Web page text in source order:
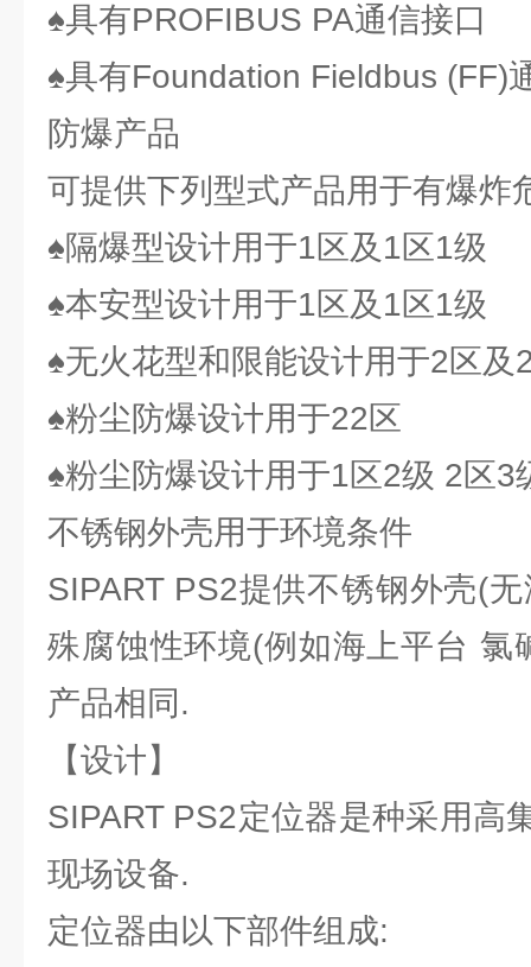
♠具有PROFIBUS PA通信接口
♠具有Foundation Fieldbus (FF)
防爆产品
可提供下列型式产品用于有爆炸
♠隔爆型设计用于1区及1区1级
♠本安型设计用于1区及1区1级
♠无火花型和限能设计用于2区及
♠粉尘防爆设计用于22区
♠粉尘防爆设计用于1区2级 2区3
不锈钢外壳用于环境条件
SIPART PS2提供不锈钢外壳(
殊腐蚀性环境(例如海上平台 氯
产品相同.
【设计】
SIPART PS2定位器是种采用高
现场设备.
定位器由以下部件组成: